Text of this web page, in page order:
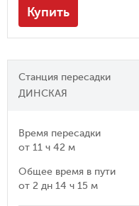
Купить
Станция пересадки
ДИНСКАЯ
Время пересадки
от 11 ч 42 м
Общее время в пути
от 2 дн 14 ч 15 м